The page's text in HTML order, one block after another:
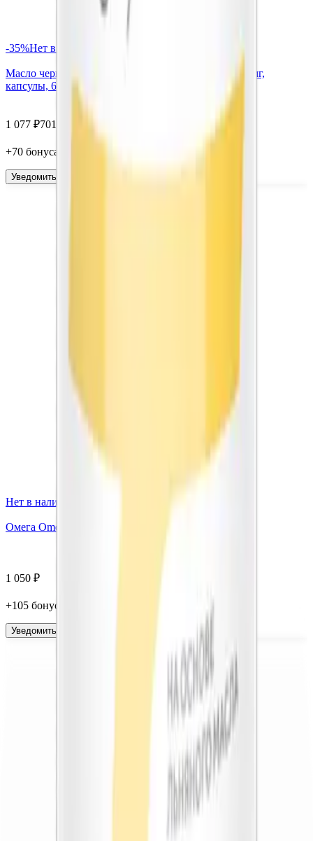
-35%Нет в наличии
Масло черного тмина с Q10 и каротиноидами, 690 мг,
капсулы, 60 шт. RISINGSTAR
1 077 ₽701
+70 бонуса
Уведомить
Нет в наличии
Омега Omega 3D, капсулы, 90 шт. АКАДЕМИЯ-Т
1 050 ₽
+105 бонус
Уведомить